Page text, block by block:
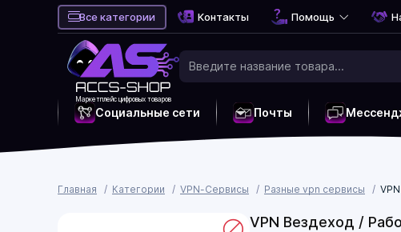
Все категории Контакты Помощь
Маркетплейс цифровых товаров
Социальные сети Почты
Главная Категории VPN-Сервисы Разные vpn сервисы
VPN Вездеход /